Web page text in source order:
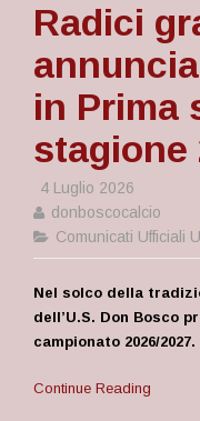
Radici
in Prima
stagione
4 Luglio 2026
donboscocalcio
Comunicati Ufficiali
Nel solco della
dell’U.S. Don Bosco
campionato 2026/2027.
Continue Reading